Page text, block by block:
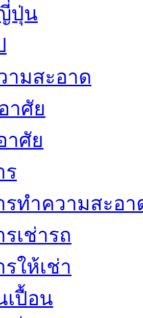
ปุ่น
ามสะอาด
าศัย
าศัย
ร
รทำความสะอา
เช่ารถ
ให้เช่า
เปื้อน